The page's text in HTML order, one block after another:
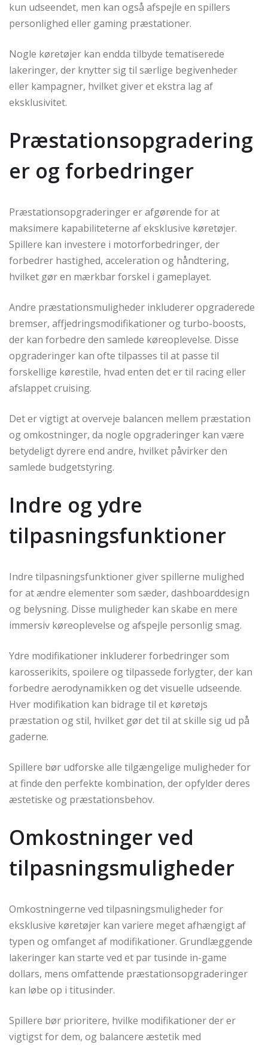
kun udseendet, men kan også afspejle en spillers
personlighed eller gaming præstationer.
Nogle køretøjer kan endda tilbyde tematiserede
lakeringer, der knytter sig til særlige begivenheder
eller kampagner, hvilket giver et ekstra lag af
eksklusivitet.
Præstationsopgradering
er og forbedringer
Præstationsopgraderinger er afgørende for at
maksimere kapabiliteterne af eksklusive køretøjer.
Spillere kan investere i motorforbedringer, der
forbedrer hastighed, acceleration og håndtering,
hvilket gør en mærkbar forskel i gameplayet.
Andre præstationsmuligheder inkluderer opgraderede
bremser, affjedringsmodifikationer og turbo-boosts,
der kan forbedre den samlede køreoplevelse. Disse
opgraderinger kan ofte tilpasses til at passe til
forskellige kørestile, hvad enten det er til racing eller
afslappet cruising.
Det er vigtigt at overveje balancen mellem præstation
og omkostninger, da nogle opgraderinger kan være
betydeligt dyrere end andre, hvilket påvirker den
samlede budgetstyring.
Indre og ydre
tilpasningsfunktioner
Indre tilpasningsfunktioner giver spillerne mulighed
for at ændre elementer som sæder, dashboarddesign
og belysning. Disse muligheder kan skabe en mere
immersiv køreoplevelse og afspejle personlig smag.
Ydre modifikationer inkluderer forbedringer som
karosserikits, spoilere og tilpassede forlygter, der kan
forbedre aerodynamikken og det visuelle udseende.
Hver modifikation kan bidrage til et køretøjs
præstation og stil, hvilket gør det til at skille sig ud på
gaderne.
Spillere bør udforske alle tilgængelige muligheder for
at finde den perfekte kombination, der opfylder deres
æstetiske og præstationsbehov.
Omkostninger ved
tilpasningsmuligheder
Omkostningerne ved tilpasningsmuligheder for
eksklusive køretøjer kan variere meget afhængigt af
typen og omfanget af modifikationer. Grundlæggende
lakeringer kan starte ved et par tusinde in-game
dollars, mens omfattende præstationsopgraderinger
kan løbe op i titusinder.
Spillere bør prioritere, hvilke modifikationer der er
vigtigst for dem, og balancere æstetik med